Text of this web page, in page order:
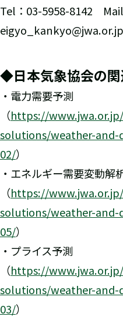
Tel：03-5958-8142
eigyo_kankyo@jwa.or.jp
◆日本気象協会の
・電力需要予測
（https://
solutions/weather-
02/）
・エネルギー需要変動解
（https://
solutions/weather-
05/）
・プライス予測
（https://
solutions/weather-
03/）